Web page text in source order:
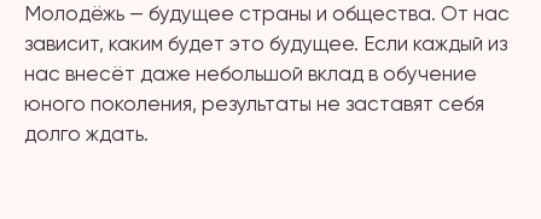
Молодёжь — будущее страны и общества. От нас
зависит, каким будет это будущее. Если каждый из
нас внесёт даже небольшой вклад в обучение
юного поколения, результаты не заставят себя
долго ждать.